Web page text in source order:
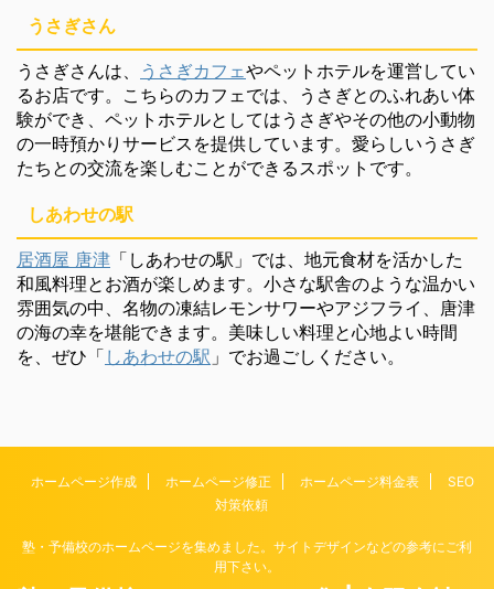
うさぎさん
うさぎさんは、 うさぎカフェやペットホテルを運営してい
るお店です。こちらのカフェでは、うさぎとのふれあい体
験ができ、ペットホテルとしてはうさぎやその他の小動物
の一時預かりサービスを提供しています。愛らしいうさぎ
たちとの交流を楽しむことができるスポットです。
しあわせの駅
居酒屋 唐津 「しあわせの駅」では、地元食材を活かした
和風料理とお酒が楽しめます。小さな駅舎のような温かい
雰囲気の中、名物の凍結レモンサワーやアジフライ、唐津
の海の幸を堪能できます。美味しい料理と心地よい時間
を、ぜひ「 しあわせの駅 」でお過ごしください。
ホームページ作成 ホームページ修正 ホームページ料金表
SEO
対策依頼
塾・予備校のホームページを集めました。サイトデザインなどの参考にご利
用下さい。